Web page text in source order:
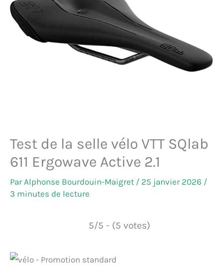
Test de la selle vélo VTT SQlab
611 Ergowave Active 2.1
ParAlphonse Bourdouin-Maigret / 25 janvier 2026 /
3 minutes de lecture
5/5 - (5 votes)